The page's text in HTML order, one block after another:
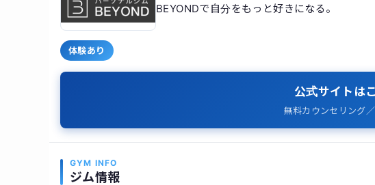
BEYONDで自分をもっと好きになる。
体験あり
公式サイトは
無料カウンセリング
GYM INFO
ジム情報